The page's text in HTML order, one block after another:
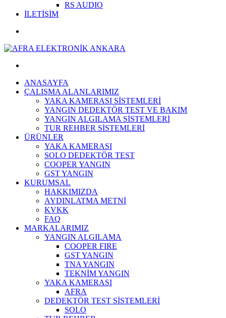
RS AUDIO
İLETİŞİM
ANASAYFA
ÇALIŞMA ALANLARIMIZ
YAKA KAMERASI SİSTEMLERİ
YANGIN DEDEKTÖR TEST VE BAKIM
YANGIN ALGILAMA SİSTEMLERİ
TUR REHBER SİSTEMLERİ
ÜRÜNLER
YAKA KAMERASI
SOLO DEDEKTÖR TEST
COOPER YANGIN
GST YANGIN
KURUMSAL
HAKKIMIZDA
AYDINLATMA METNİ
KVKK
FAQ
MARKALARIMIZ
YANGIN ALGILAMA
COOPER FIRE
GST YANGIN
TNA YANGIN
TEKNİM YANGIN
YAKA KAMERASI
AFRA
DEDEKTÖR TEST SİSTEMLERİ
SOLO